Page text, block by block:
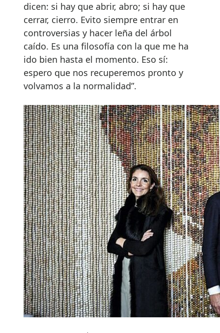
dicen: si hay que abrir, abro; si hay que
cerrar, cierro. Evito siempre entrar en
controversias y hacer leña del árbol
caído. Es una filosofía con la que me ha
ido bien hasta el momento. Eso sí:
espero que nos recuperemos pronto y
volvamos a la normalidad”.